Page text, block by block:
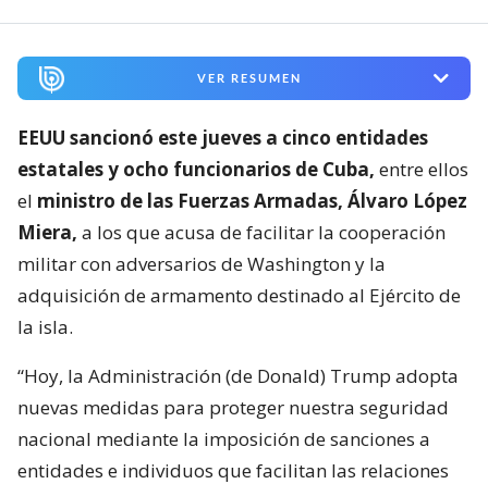
VER RESUMEN
EEUU sancionó este jueves a cinco entidades
estatales y ocho funcionarios de Cuba, entre ellos
el ministro de las Fuerzas Armadas, Álvaro López
Miera, a los que acusa de facilitar la cooperación
militar con adversarios de Washington y la
adquisición de armamento destinado al Ejército de
la isla.
“Hoy, la Administración (de Donald) Trump adopta
nuevas medidas para proteger nuestra seguridad
nacional mediante la imposición de sanciones a
entidades e individuos que facilitan las relaciones